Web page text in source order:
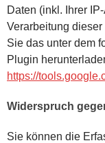
Daten (inkl. Ihrer
Verarbeitung
Sie das unter dem
Plugin
https://
Widerspruch
Sie können die